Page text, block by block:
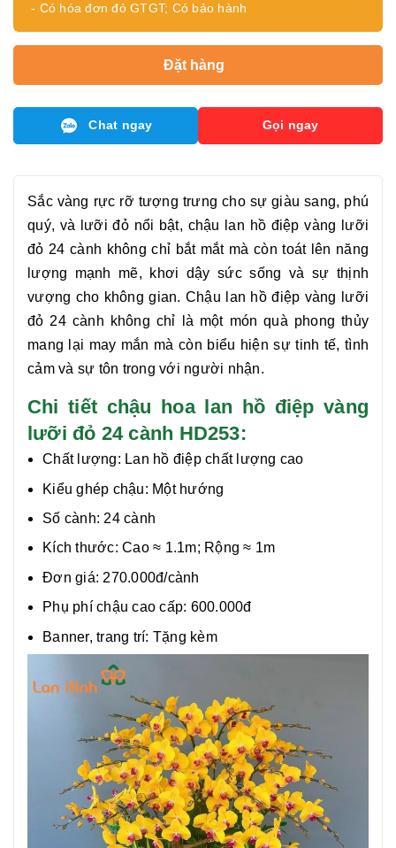
- Có hóa đơn đỏ GTGT; Có bảo hành
Đặt hàng
Chat ngay Gọi ngay
Sắc vàng rực rỡ tượng trưng cho sự giàu sang, phú
quý, và lưỡi đỏ nổi bật, chậu
lan hồ điệp vàng lưỡi
đỏ 24 cành không chỉ bắt mắt mà còn toát lên năng
lượng mạnh mẽ, khơi dậy sức sống và sự thịnh
vượng cho không gian. Chậu
lan hồ điệp vàng lưỡi
đỏ 24 cành không chỉ là một món quà phong thủy
mang lại may mắn mà còn biểu hiện sự tinh tế, tình
cảm và sự tôn trong với người nhận.
Chi tiết chậu hoa lan hồ điệp vàng
lưỡi đỏ 24 cành HD253:
Chất lượng: Lan hồ điệp chất lượng cao
Kiểu ghép chậu: Một hướng
Số cành: 24 cành
Kích thước: Cao ≈ 1.1m; Rộng ≈ 1m
Đơn giá: 270.000đ/cành
Phụ phí chậu cao cấp: 600.000đ
Banner, trang trí: Tặng kèm